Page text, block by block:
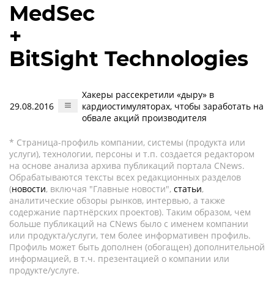
MedSec
+
BitSight Technologies
29.08.2016
Хакеры рассекретили «дыру» в
кардиостимуляторах, чтобы заработать на
обвале акций производителя
* Страница-профиль компании, системы (продукта или
услуги), технологии, персоны и т.п. создается редактором
на основе анализа архива публикаций портала CNews.
Обрабатываются тексты всех редакционных разделов
(новости, включая "Главные новости", статьи,
аналитические обзоры рынков, интервью, а также
содержание партнёрских проектов). Таким образом, чем
больше публикаций на CNews было с именем компании
или продукта/услуги, тем более информативен профиль.
Профиль может быть дополнен (обогащен) дополнительной
информацией, в т.ч. презентацией о компании или
продукте/услуге.